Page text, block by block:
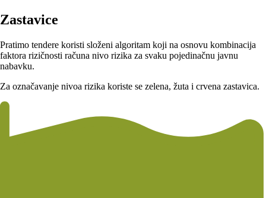
Zastavice
Pratimo tendere koristi složeni algoritam koji na osnovu kombinacija
faktora rizičnosti računa nivo rizika za svaku pojedinačnu javnu
nabavku.
Za označavanje nivoa rizika koriste se zelena, žuta i crvena zastavica.